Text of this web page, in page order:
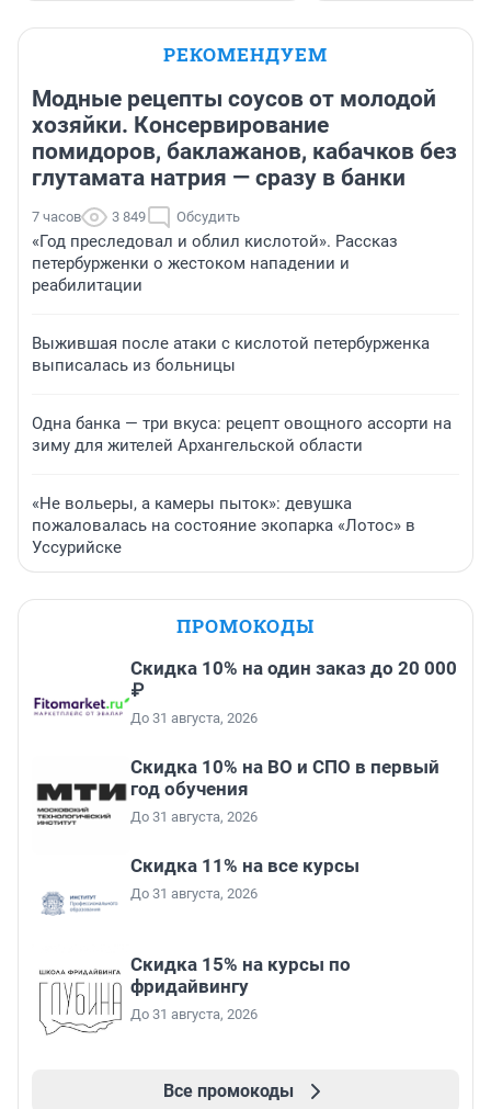
РЕКОМЕНДУЕМ
Модные рецепты соусов от молодой
хозяйки. Консервирование
помидоров, баклажанов, кабачков без
глутамата натрия — сразу в банки
7 часов 3 849 Обсудить
«Год преследовал и облил кислотой». Рассказ
петербурженки о жестоком нападении и
реабилитации
Выжившая после атаки с кислотой петербурженка
выписалась из больницы
Одна банка — три вкуса: рецепт овощного ассорти на
зиму для жителей Архангельской области
«Не вольеры, а камеры пыток»: девушка
пожаловалась на состояние экопарка «Лотос» в
Уссурийске
ПРОМОКОДЫ
Скидка 10% на один заказ до 20 000
₽
До 31 августа, 2026
Скидка 10% на ВО и СПО в первый
год обучения
До 31 августа, 2026
Скидка 11% на все курсы
До 31 августа, 2026
Скидка 15% на курсы по
фридайвингу
До 31 августа, 2026
Все промокоды